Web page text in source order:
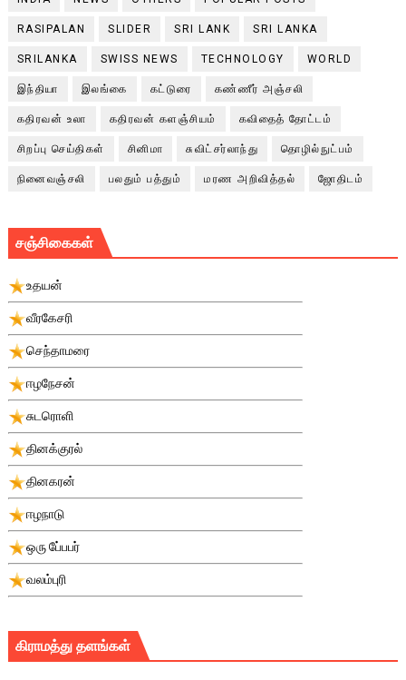
RASIPALAN SLIDER SRI LANK SRI LANKA
SRILANKA SWISS NEWS TECHNOLOGY WORLD
இந்தியா இலங்கை கட்டுரை கண்ணீர் அஞ்சலி
கதிரவன் உலா கதிரவன் களஞ்சியம் கவிதைத் தோட்டம்
சிறப்பு செய்திகள் சினிமா சுவிட்சர்லாந்து தொழில்நுட்பம்
நினைவஞ்சலி பலதும் பத்தும் மரண அறிவித்தல் ஜோதிடம்
சஞ்சிகைகள்
உதயன்
வீரகேசரி
செந்தாமரை
ஈழநேசன்
சுடரொளி
தினக்குரல்
தினகரன்
ஈழநாடு
ஒரு பே்பபர்
வலம்புரி
கிராமத்து தளங்கள்